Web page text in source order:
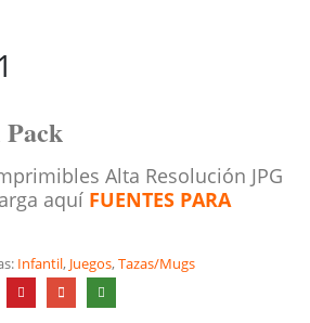
Alta Resolución JPG
aquí FUENTES PARA
Infantil, Juegos,Tazas/Mugs